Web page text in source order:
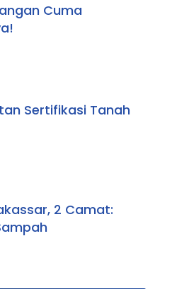
Cuma
Sertifikasi Tanah
2 Camat: